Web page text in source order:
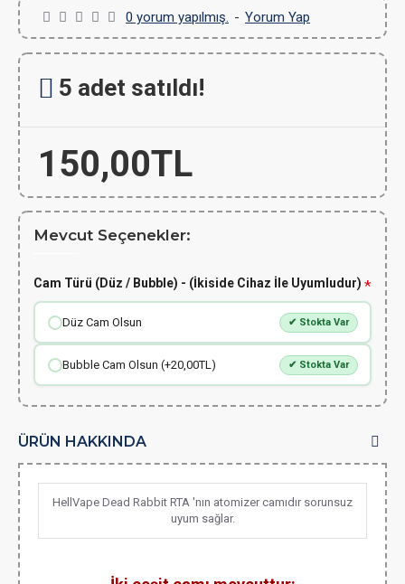
0 yorum yapılmış. - Yorum Yap
150,00TL
5 adet satıldı!
Mevcut Seçenekler:
Cam Türü (Düz / Bubble) - (İkiside Cihaz İle Uyumludur)
Düz Cam Olsun ✔ Stokta Var
Bubble Cam Olsun (+20,00TL) ✔ Stokta Var
ÜRÜN HAKKINDA
HellVape Dead Rabbit RTA 'nın atomizer camıdır sorunsuz
uyum sağlar.